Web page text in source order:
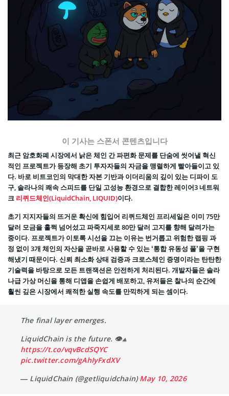
이 기사는 스폰서 콘텐츠입니다
최근 암호화폐 시장에서 낡은 체인 간 파편화 문제를 단숨에 씻어낼 혁신
적인 프로젝트가 등장해 초기 투자자들의 자금을 맹렬하게 빨아들이고 있
다. 바로 비트코인의 막대한 자본 기반과 이더리움의 깊이 있는 디파이 도
구, 솔라나의 쾌속 스피드를 단일 고성능 환경으로 결합한 레이어3 네트워
크 리퀴드체인(LiquidChain, LIQUID)이다.
초기 지지자들의 뜨거운 확신에 힘입어 리퀴드체인 프리세일은 이미 75만
달러 모금을 훌쩍 넘어섰고 파죽지세로 80만 달러 고지를 향해 달려가는
중이다. 프로젝트가 이토록 시선을 끄는 이유는 번거롭고 위험한 랩핑 과
정 없이 3개 체인의 자산을 곧바로 사용할 수 있는 ‘통합 유동성 풀’을 구현
해냈기 때문이다. 신뢰 최소화 상태 검증과 크로스체인 증명이라는 탄탄한
기술력을 바탕으로 모든 트랜잭션은 안전하게 처리된다. 개발자들은 솔라
나급 가상 머신을 통해 디앱을 손쉽게 배포하고, 유저들은 찰나의 순간에
훨씬 깊은 시장에서 쾌적한 실행 속도를 만끽하게 되는 셈이다.
The final layer emerges.
LiquidChain is the future. 👁⟁
https://t.co/vqvBcdSQYC
pic.twitter.com/gAhIyFxdXV
— LiquidChain (@getliquidchain)May 10, 2026